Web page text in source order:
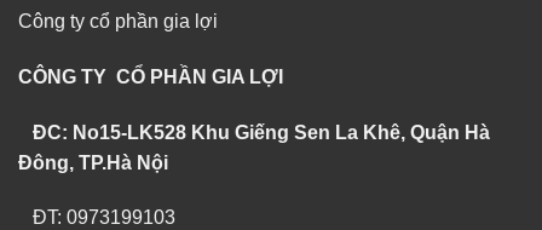
Công ty cổ phần gia lợi
CÔNG TY CỔ PHẦN GIA LỢI
ĐC: No15-LK528 Khu Giếng Sen La Khê, Quận Hà
Đông, TP.Hà Nội
ĐT: 0973199103